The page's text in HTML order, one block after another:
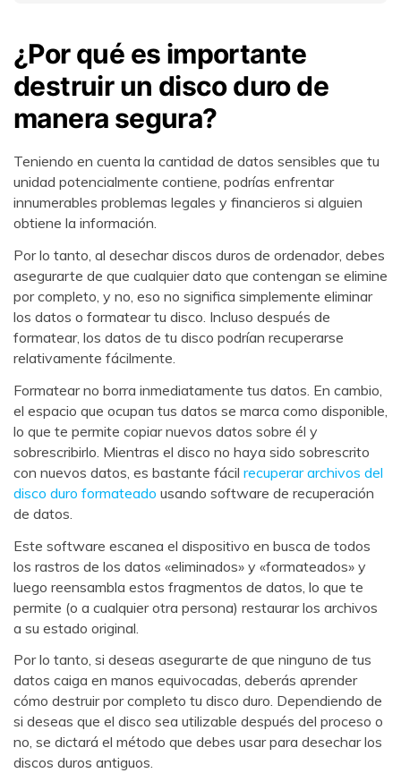
¿Por qué es importante
destruir un disco duro de
manera segura?
Teniendo en cuenta la cantidad de datos sensibles que tu
unidad potencialmente contiene, podrías enfrentar
innumerables problemas legales y financieros si alguien
obtiene la información.
Por lo tanto, al desechar discos duros de ordenador, debes
asegurarte de que cualquier dato que contengan se elimine
por completo, y no, eso no significa simplemente eliminar
los datos o formatear tu disco. Incluso después de
formatear, los datos de tu disco podrían recuperarse
relativamente fácilmente.
Formatear no borra inmediatamente tus datos. En cambio,
el espacio que ocupan tus datos se marca como disponible,
lo que te permite copiar nuevos datos sobre él y
sobrescribirlo. Mientras el disco no haya sido sobrescrito
con nuevos datos, es bastante fácil recuperar archivos del
disco duro formateado usando software de recuperación
de datos.
Este software escanea el dispositivo en busca de todos
los rastros de los datos «eliminados» y «formateados» y
luego reensambla estos fragmentos de datos, lo que te
permite (o a cualquier otra persona) restaurar los archivos
a su estado original.
Por lo tanto, si deseas asegurarte de que ninguno de tus
datos caiga en manos equivocadas, deberás aprender
cómo destruir por completo tu disco duro. Dependiendo de
si deseas que el disco sea utilizable después del proceso o
no, se dictará el método que debes usar para desechar los
discos duros antiguos.